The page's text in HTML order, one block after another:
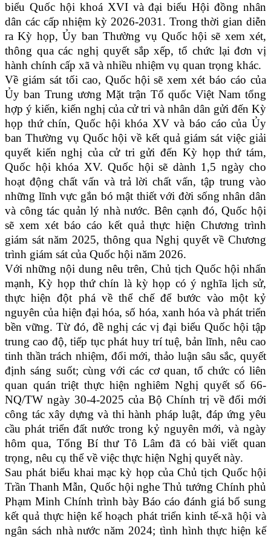
biểu Quốc hội khoá XVI và đại biểu Hội đồng nhân
dân các cấp nhiệm kỳ 2026-2031. Trong thời gian diễn
ra Kỳ họp, Ủy ban Thường vụ Quốc hội sẽ xem xét,
thông qua các nghị quyết sắp xếp, tổ chức lại đơn vị
hành chính cấp xã và nhiều nhiệm vụ quan trọng khác.
Về giám sát tối cao, Quốc hội sẽ xem xét báo cáo của
Ủy ban Trung ương Mặt trận Tổ quốc Việt Nam tổng
hợp ý kiến, kiến nghị của cử tri và nhân dân gửi đến Kỳ
họp thứ chín, Quốc hội khóa XV và báo cáo của Ủy
ban Thường vụ Quốc hội về kết quả giám sát việc giải
quyết kiến nghị của cử tri gửi đến Kỳ họp thứ tám,
Quốc hội khóa XV. Quốc hội sẽ dành 1,5 ngày cho
hoạt động chất vấn và trả lời chất vấn, tập trung vào
những lĩnh vực gắn bó mật thiết với đời sống nhân dân
và công tác quản lý nhà nước. Bên cạnh đó, Quốc hội
sẽ xem xét báo cáo kết quả thực hiện Chương trình
giám sát năm 2025, thông qua Nghị quyết về Chương
trình giám sát của Quốc hội năm 2026.
Với những nội dung nêu trên, Chủ tịch Quốc hội nhấn
mạnh, Kỳ họp thứ chín là kỳ họp có ý nghĩa lịch sử,
thực hiện đột phá về thể chế để bước vào một kỷ
nguyên của hiện đại hóa, số hóa, xanh hóa và phát triển
bền vững. Từ đó, đề nghị các vị đại biểu Quốc hội tập
trung cao độ, tiếp tục phát huy trí tuệ, bản lĩnh, nêu cao
tinh thần trách nhiệm, đổi mới, thảo luận sâu sắc, quyết
định sáng suốt; cùng với các cơ quan, tổ chức có liên
quan quán triệt thực hiện nghiêm Nghị quyết số 66-
NQ/TW ngày 30-4-2025 của Bộ Chính trị về đổi mới
công tác xây dựng và thi hành pháp luật, đáp ứng yêu
cầu phát triển đất nước trong kỷ nguyên mới, và ngày
hôm qua, Tổng Bí thư Tô Lâm đã có bài viết quan
trọng, nêu cụ thể về việc thực hiện Nghị quyết này.
Sau phát biểu khai mạc kỳ họp của Chủ tịch Quốc hội
Trần Thanh Mẫn, Quốc hội nghe Thủ tướng Chính phủ
Phạm Minh Chính trình bày Báo cáo đánh giá bổ sung
kết quả thực hiện kế hoạch phát triển kinh tế-xã hội và
ngân sách nhà nước năm 2024; tình hình thực hiện kế